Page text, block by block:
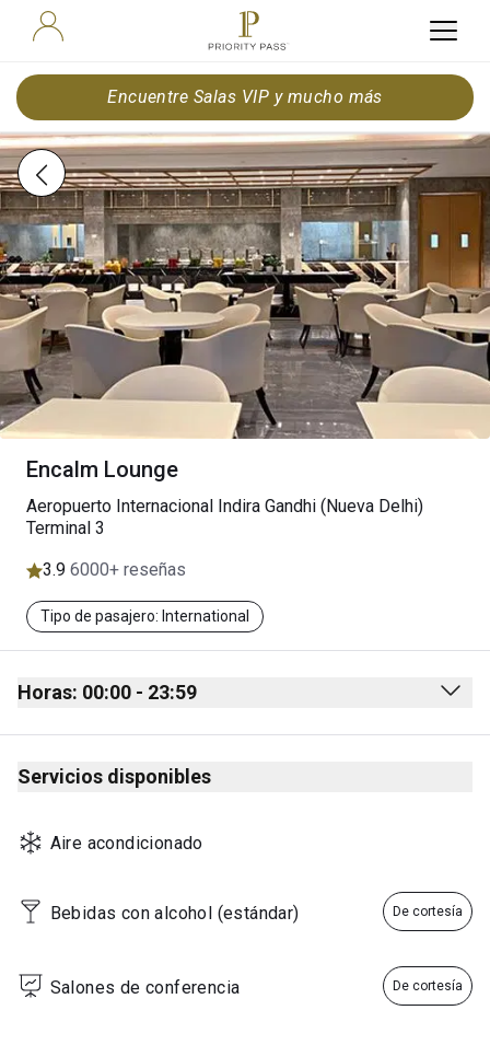
Encuentre Salas VIP y mucho más
Encalm Lounge
Aeropuerto Internacional Indira Gandhi (Nueva Delhi)
Terminal 3
3.9 6000+ reseñas
Tipo de pasajero: International
Horas: 00:00 - 23:59
Monday 00:00 - 23:59
Tuesday
Thursday
Friday 00:00 - 23:59
Sunday 00:00 - 23:59
Servicios disponibles
Aire acondicionado
Bebidas con alcohol (estándar) De cortesía
Salones de conferencia De cortesía